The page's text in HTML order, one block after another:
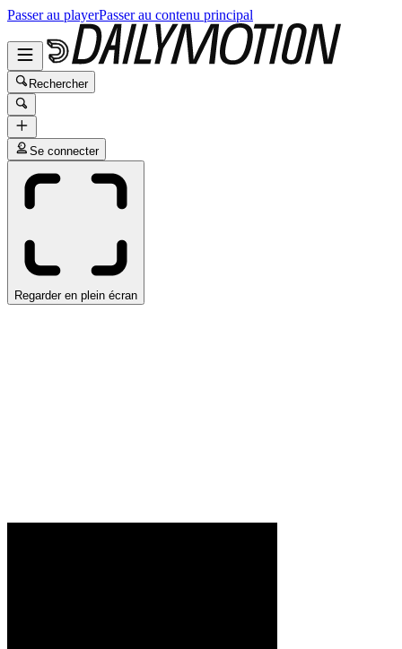
Passer au playerPasser au contenu principal
Rechercher
Se connecter
Regarder en plein écran